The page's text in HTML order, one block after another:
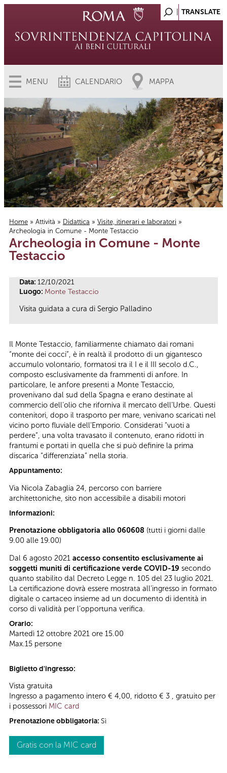
MENU CALENDARIO MAPPA
Tu sei qui
Home » Attività » Didattica » Visite, itinerari e laboratori »
Archeologia in Comune - Monte Testaccio
Archeologia in Comune - Monte
Testaccio
Data: 12/10/2021
Luogo: Monte Testaccio
Visita guidata a cura di Sergio Palladino
Il Monte Testaccio, familiarmente chiamato dai romani
“monte dei cocci”, è in realtà il prodotto di un gigantesco
accumulo volontario, formatosi tra il I e il III secolo d.C.,
composto esclusivamente da frammenti di anfore. In
particolare, le anfore presenti a Monte Testaccio,
provenivano dal sud della Spagna e erano destinate al
commercio dell’olio che riforniva il mercato dell’Urbe. Questi
contenitori, dopo il trasporto per mare, venivano scaricati nel
vicino porto fluviale dell’Emporio. Considerati “vuoti a
perdere”, una volta travasato il contenuto, erano ridotti in
frantumi e portati in quella che si può definire la prima
discarica “differenziata” nella storia.
Appuntamento:
Via Nicola Zabaglia 24, percorso con barriere
architettoniche, sito non accessibile a disabili motori
Informazioni:
Prenotazione obbligatoria allo 060608 (tutti i giorni dalle
9.00 alle 19.00)
Dal 6 agosto 2021 accesso consentito esclusivamente ai
soggetti muniti di certificazione verde COVID-19 secondo
quanto stabilito dal Decreto Legge n. 105 del 23 luglio 2021.
La certificazione dovrà essere mostrata all’ingresso in formato
digitale o cartaceo insieme ad un documento di identità in
corso di validità per l’opportuna verifica.
Orario:
Martedì 12 ottobre 2021 ore 15.00
Max.15 persone
Biglietto d'ingresso:
Vista gratuita
Ingresso a pagamento intero € 4,00, ridotto € 3 , gratuito per
i possessori MIC card
Prenotazione obbligatoria: Sì
Gratis con la MIC card